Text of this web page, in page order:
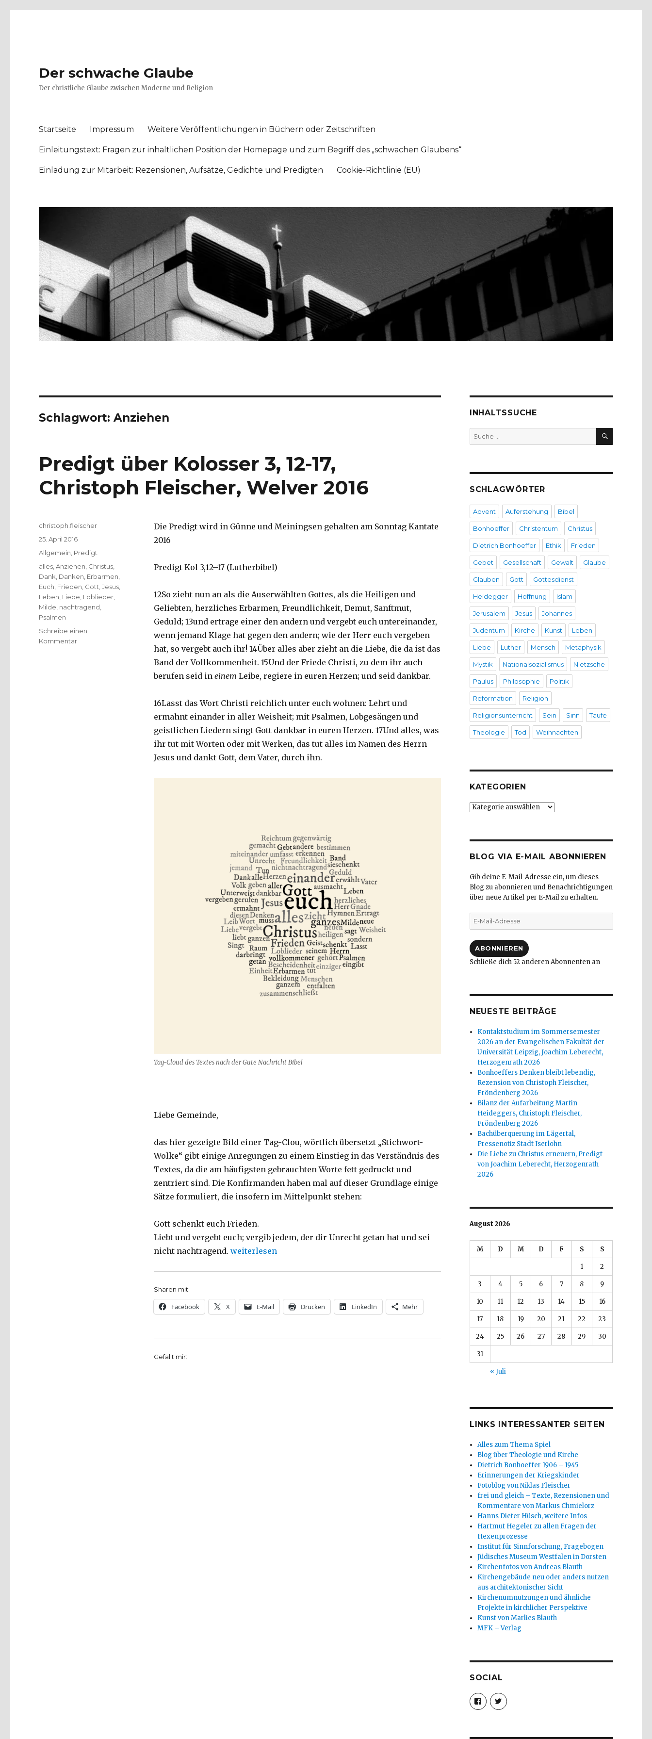
Der schwache Glaube
Der christliche Glaube zwischen Moderne und Religion
Startseite Impressum Weitere Veröffentlichungen in Büchern oder Zeitschriften
Einleitungstext: Fragen zur inhaltlichen Position der Homepage und zum Begriff des „schwachen Glaubens“
Einladung zur Mitarbeit: Rezensionen, Aufsätze, Gedichte und Predigten Cookie-Richtlinie (EU)
Schlagwort:Anziehen
Predigt über Kolosser 3, 12-17,
Christoph Fleischer, Welver 2016
Die Predigt wird in Günne und Meiningsen gehalten am Sonntag Kantate
2016
Predigt Kol 3,12–17 (Lutherbibel)
12So zieht nun an als die Auserwählten Gottes, als die Heiligen und
Geliebten, herzliches Erbarmen, Freundlichkeit, Demut, Sanftmut,
Geduld; 13und ertrage einer den andern und vergebt euch untereinander,
wenn jemand Klage hat gegen den andern; wie der Herr euch vergeben
hat, so vergebt auch ihr! 14Über alles aber zieht an die Liebe, die da ist das
Band der Vollkommenheit. 15Und der Friede Christi, zu dem ihr auch
berufen seid in einem Leibe, regiere in euren Herzen; und seid dankbar.
16Lasst das Wort Christi reichlich unter euch wohnen: Lehrt und
ermahnt einander in aller Weisheit; mit Psalmen, Lobgesängen und
geistlichen Liedern singt Gott dankbar in euren Herzen. 17Und alles, was
ihr tut mit Worten oder mit Werken, das tut alles im Namen des Herrn
Jesus und dankt Gott, dem Vater, durch ihn.
Tag-Cloud des Textes nach der Gute Nachricht Bibel
Liebe Gemeinde,
das hier gezeigte Bild einer Tag-Clou, wörtlich übersetzt „Stichwort-
Wolke“ gibt einige Anregungen zu einem Einstieg in das Verständnis des
Textes, da die am häufigsten gebrauchten Worte fett gedruckt und
zentriert sind. Die Konfirmanden haben mal auf dieser Grundlage einige
Sätze formuliert, die insofern im Mittelpunkt stehen:
Gott schenkt euch Frieden.
Liebt und vergebt euch; vergib jedem, der dir Unrecht getan hat und sei
nicht nachtragend. „Predigt über Kolosser 3, 12-17, Christoph Fleischer, Welver 2016“
weiterlesen
Sharen mit:
Facebook X E-Mail Drucken LinkedIn Mehr
Gefällt mir:
Autor
christoph.fleischer
Veröffentlicht
am
25. April 2016
Kategorien
Allgemein Predigt
Schlagwörter
alles ,Anziehen Christus
Dank Danken Erbarmen
Euch Frieden Gott ,Jesus
Leben Liebe Loblieder
Milde nachtragend
Psalmen
Schreibe einen
Kommentarzu
INHALTSSUCHE
Suche
nach:
SUCHEN
SCHLAGWÖRTER
Advent Auferstehung Bibel
Bonhoeffer Christentum Christus
Dietrich Bonhoeffer Ethik Frieden
Gebet Gesellschaft Gewalt Glaube
Glauben Gott Gottesdienst
Heidegger Hoffnung Islam
Jerusalem Jesus Johannes
Judentum Kirche Kunst Leben
Liebe Luther Mensch Metaphysik
Mystik Nationalsozialismus Nietzsche
Paulus Philosophie Politik
Reformation Religion
Religionsunterricht Sein Sinn Taufe
Theologie Tod Weihnachten
KATEGORIEN
Kategorien
BLOG VIA E-MAIL ABONNIEREN
Gib deine E-Mail-Adresse ein, um dieses
Blog zu abonnieren und Benachrichtigungen
über neue Artikel per E-Mail zu erhalten.
E-
Mail-
ABONNIEREN
Schließe dich 52 anderen Abonnenten an
NEUESTE BEITRÄGE
Kontaktstudium im Sommersemester
2026 an der Evangelischen Fakultät der
Universität Leipzig, Joachim Leberecht,
Herzogenrath 2026
Bonhoeffers Denken bleibt lebendig,
Rezension von Christoph Fleischer,
Fröndenberg 2026
Bilanz der Aufarbeitung Martin
Heideggers, Christoph Fleischer,
Fröndenberg 2026
Bachüberquerung im Lägertal,
Pressenotiz Stadt Iserlohn
Die Liebe zu Christus erneuern, Predigt
von Joachim Leberecht, Herzogenrath
2026
August 2026
M D M D F S S
1 2
3 4 5 6 7 8 9
10 11 12 13 14 15 16
17 18 19 20 21 22 23
24 25 26 27 28 29 30
31
« Juli
LINKS INTERESSANTER SEITEN
Alles zum Thema Spiel
Blog über Theologie und Kirche
Dietrich Bonhoeffer 1906 – 1945
Erinnerungen der Kriegskinder
Fotoblog von Niklas Fleischer
frei und gleich – Texte, Rezensionen und
Kommentare von Markus Chmielorz
Hanns Dieter Hüsch, weitere Infos
Hartmut Hegeler zu allen Fragen der
Hexenprozesse
Institut für Sinnforschung, Fragebogen
Jüdisches Museum Westfalen in Dorsten
Kirchenfotos von Andreas Blauth
Kirchengebäude neu oder anders nutzen
aus architektonischer Sicht
Kirchenumnutzungen und ähnliche
Projekte in kirchlicher Perspektive
Kunst von Marlies Blauth
MFK – Verlag
SOCIAL
Profil
von
christoph.fleischer1
anzeigen
Profil
von
anzeigen